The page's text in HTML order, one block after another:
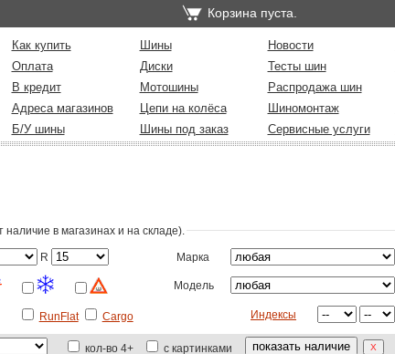
Корзина пуста.
Как купить Шины Новости
Оплата
Диски Тесты шин
В кредит
Мотошины Распродажа шин
Адреса магазинов
Цепи на колёса Шиномонтаж
Б/У шины
Шины под заказ Сервисные услуги
в магазинах и на складе)
R Марка
Модель
RunFlat Cargo Индексы
кол-во 4+ с картинками